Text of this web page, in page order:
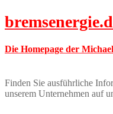
Die Homepage der
Finden Sie ausführliche
unserem Unternehmen auf